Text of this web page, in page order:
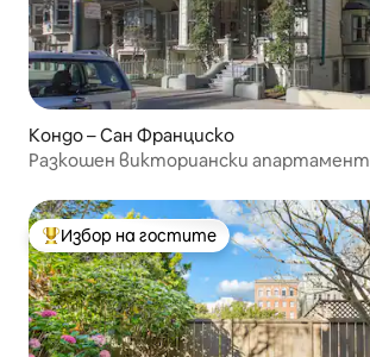
Кондо – Сан Франциско
Разкошен викториански апартамент
Най-популярен избор на гостите
Избор на гостите